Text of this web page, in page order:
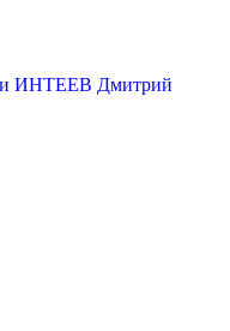
ИНТЕЕВ Дмитрий